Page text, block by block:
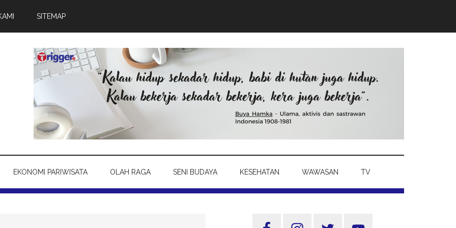
SITEMAP
EKONOMI PARIWISATA OLAH RAGA SENI BUDAYA KESEHATAN WAWASAN TV
Sidebar